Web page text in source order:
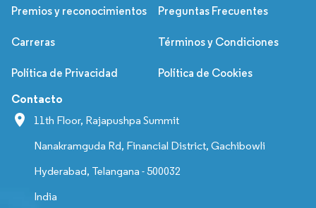
Premios y reconocimientos Preguntas Frecuentes
Carreras Términos y Condiciones
Política de Privacidad Política de Cookies
Contacto
11th Floor, Rajapushpa Summit
Nanakramguda Rd, Financial District, Gachibowli
Hyderabad, Telangana - 500032
India